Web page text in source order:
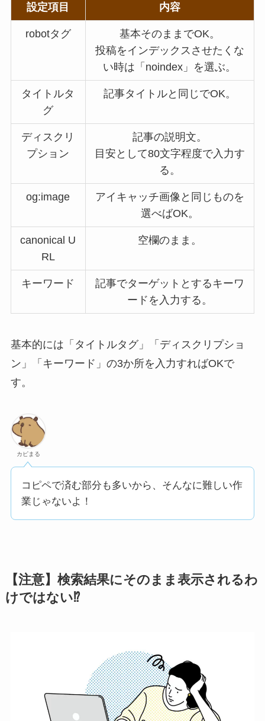
設定項目 内容
robotタグ
基本そのままでOK。
投稿をインデックスさせたくな
い時は「noindex」を選ぶ。
タイトルタ
グ
記事タイトルと同じでOK。
ディスクリ
プション
記事の説明文。
目安として80文字程度で入力す
る。
og:image
アイキャッチ画像と同じものを
選べばOK。
canonical U
RL
空欄のまま。
キーワード
記事でターゲットとするキーワ
ードを入力する。
基本的には「タイトルタグ」「ディスクリプショ
ン」「キーワード」の3か所を入力すればOKで
す。
カピまる
コピペで済む部分も多いから、そんなに難しい作
業じゃないよ！
【注意】検索結果にそのまま表示されるわ
けではない⁉